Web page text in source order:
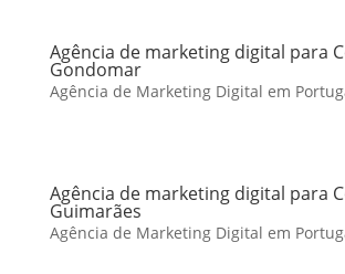
Agência de marketing digital para
Gondomar
Agência de Marketing Digital em
Agência de marketing digital para
Guimarães
Agência de Marketing Digital em